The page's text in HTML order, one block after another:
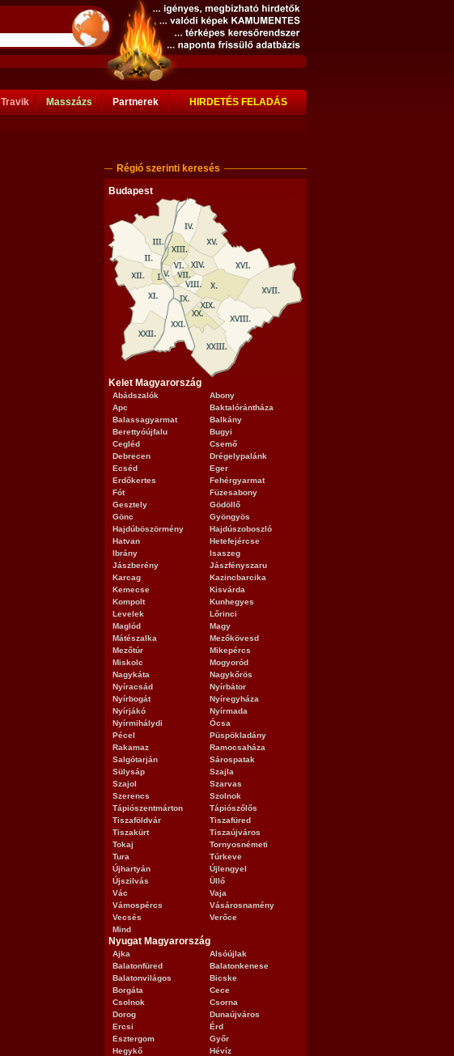
Travik Masszázs Partnerek HIRDETÉS FELADÁS
Régió szerinti keresés
Budapest
Kelet Magyarország
Abádszalók
Abony
Apc
Baktalórántháza
Balassagyarmat
Balkány
Berettyóújfalu
Bugyi
Cegléd
Csemő
Debrecen
Drégelypalánk
Ecséd
Eger
Erdőkertes
Fehérgyarmat
Fót
Füzesabony
Gesztely
Gödöllő
Gönc
Gyöngyös
Hajdúböszörmény
Hajdúszoboszló
Hatvan
Hetefejércse
Ibrány
Isaszeg
Jászberény
Jászfényszaru
Karcag
Kazincbarcika
Kemecse
Kisvárda
Kompolt
Kunhegyes
Levelek
Lőrinci
Maglód
Magy
Mátészalka
Mezőkövesd
Mezőtúr
Mikepércs
Miskolc
Mogyoród
Nagykáta
Nagykőrös
Nyíracsád
Nyírbátor
Nyírbogát
Nyíregyháza
Nyírjákó
Nyírmada
Nyírmihálydi
Ócsa
Pécel
Püspökladány
Rakamaz
Ramocsaháza
Salgótarján
Sárospatak
Sülysáp
Szajla
Szajol
Szarvas
Szerencs
Szolnok
Tápiószentmárton
Tápiószőlős
Tiszaföldvár
Tiszafüred
Tiszakürt
Tiszaújváros
Tokaj
Tornyosnémeti
Tura
Túrkeve
Újhartyán
Újlengyel
Újszilvás
Üllő
Vác
Vaja
Vámospércs
Vásárosnamény
Vecsés
Verőce
Mind
Nyugat Magyarország
Ajka
Alsóújlak
Balatonfüred
Balatonkenese
Balatonvilágos
Bicske
Borgáta
Cece
Csolnok
Csorna
Dorog
Dunaújváros
Ercsi
Érd
Esztergom
Győr
Hegykő
Hévíz